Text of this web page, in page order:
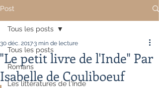
Post
Tous les posts
Romans
Les littératures de l'Inde
Tous les posts
"Le petit livre de l'Inde" Par
Isabelle de Couliboeuf
30 déc. 20173 min de lecture